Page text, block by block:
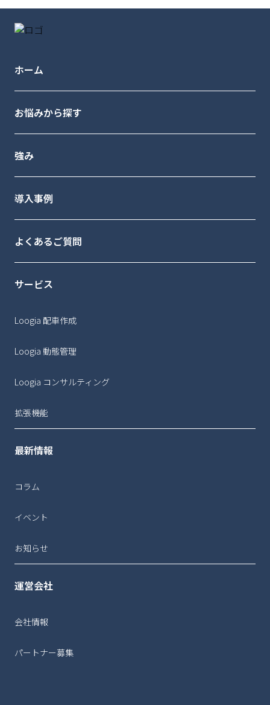
ホーム
お悩みから探す
強み
導入事例
よくあるご質問
サービス
Loogia 配車作成
Loogia 動態管理
Loogia コンサルティング
拡張機能
最新情報
コラム
イベント
お知らせ
運営会社
会社情報
パートナー募集